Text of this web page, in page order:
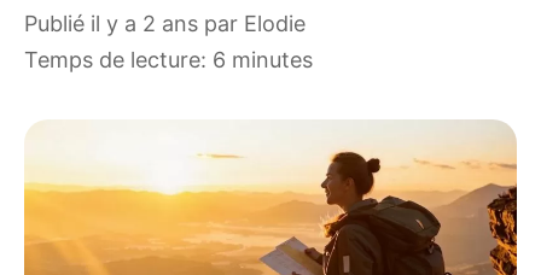
publié il y a 2 ans par Elodie
Temps de lecture: 6 minutes